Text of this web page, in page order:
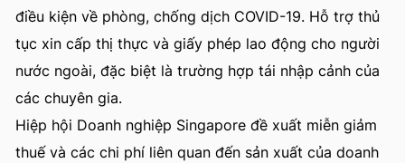
điều kiện về phòng, chống dịch COVID-19. Hỗ trợ thủ
tục xin cấp thị thực và giấy phép lao động cho người
nước ngoài, đặc biệt là trường hợp tái nhập cảnh của
các chuyên gia.
Hiệp hội Doanh nghiệp Singapore đề xuất miễn giảm
thuế và các chi phí liên quan đến sản xuất của doanh